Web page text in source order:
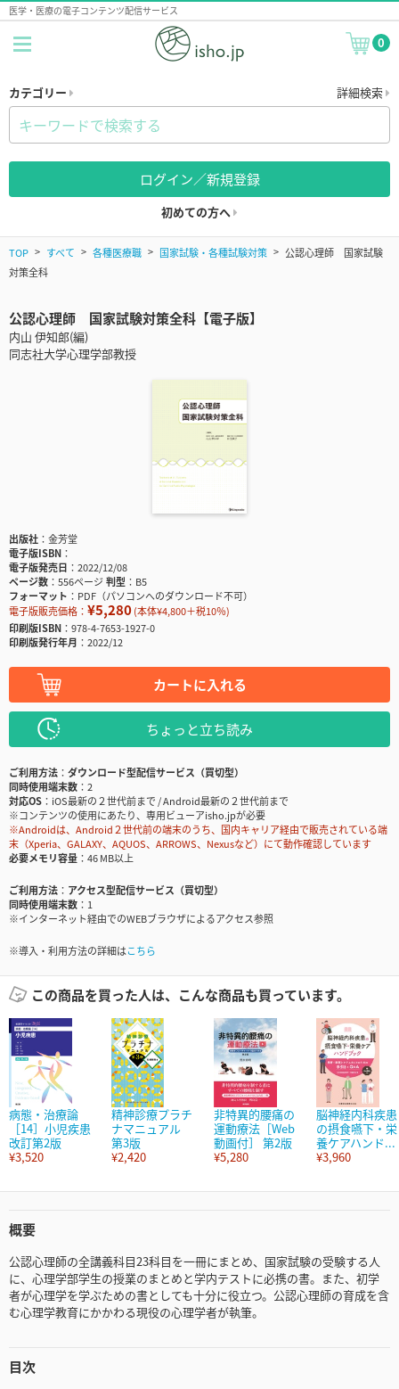
医学・医療の電子コンテンツ配信サービス
0
カテゴリー 詳細検索
ログイン／新規登録
初めての方へ
TOP すべて 各種医療職 国家試験・各種試験対策
公認心理師 国家試験
対策全科
公認心理師 国家試験対策全科【電子版】
内山 伊知郎(編)
同志社大学心理学部教授
出版社
金芳堂
電子版ISBN
電子版発売日
2022/12/08
ページ数
556ページ判型
B5
フォーマット
PDF（パソコンへのダウンロード不可）
電子版販売価格： ¥5,280(本体¥4,800＋税10％)
印刷版ISBN
978-4-7653-1927-0
印刷版発行年月
2022/12
カートに入れる
ちょっと立ち読み
ご利用方法
ダウンロード型配信サービス（買切型）
同時使用端末数
2
対応OS
iOS最新の２世代前まで / Android最新の２世代前まで
※コンテンツの使用にあたり、専用ビューアisho.jpが必要
※Androidは、Android２世代前の端末のうち、国内キャリア経由で販売されている端
末（Xperia、GALAXY、AQUOS、ARROWS、Nexusなど）にて動作確認しています
必要メモリ容量
46 MB以上
ご利用方法
アクセス型配信サービス（買切型）
同時使用端末数
1
※インターネット経由でのWEBブラウザによるアクセス参照
※導入・利用方法の詳細はこちら
この商品を買った人は、こんな商品も買っています。
病態・治療論
［14］小児疾患
改訂第2版
¥3,520
精神診療プラチ
ナマニュアル
第3版
¥2,420
非特異的腰痛の
運動療法［Web
動画付］ 第2版
¥5,280
脳神経内科疾患
の摂食嚥下・栄
養ケアハンド...
¥3,960
概要
公認心理師の全講義科目23科目を一冊にまとめ、国家試験の受験する人
に、心理学部学生の授業のまとめと学内テストに必携の書。また、初学
者が心理学を学ぶための書としても十分に役立つ。公認心理師の育成を含
む心理学教育にかかわる現役の心理学者が執筆。
目次